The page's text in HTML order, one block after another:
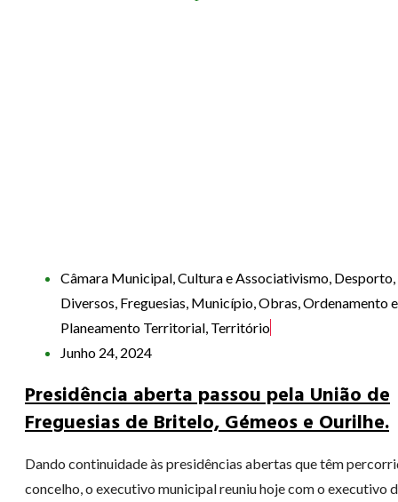
Câmara Municipal,Cultura e Associativismo, Desporto,
Diversos, Freguesias, Município,Obras,Ordenamento e
Planeamento Territorial, Território
Junho 24, 2024
Presidência aberta passou pela União de
Freguesias de Britelo, Gémeos e Ourilhe.
Dando continuidade às presidências abertas que têm
concelho, o executivo municipal reuniu hoje com o executivo